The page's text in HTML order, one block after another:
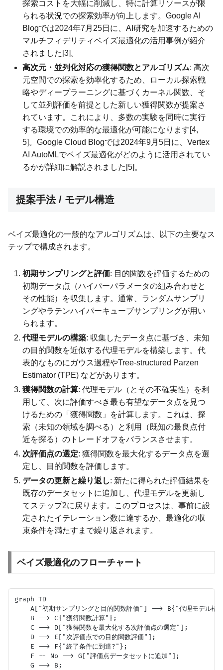
探索コストを大幅に削減し、特に計算リソースが限
られる状況での探索効率が向上します。Google AI
Blogでは2024年7月25日に、AI研究を加速するための
マルチフィデリティベイズ最適化の活用事例が紹介
されました[3]。
高次元・並列化対応の獲得関数とアルゴリズム: 高次
元空間での探索を効率化するため、ローカル探索戦
略やディープラーニングに基づくカーネル関数、そ
して並列評価を前提とした新しい獲得関数が提案さ
れています。これにより、多数の実験を同時に実行
する環境での効率的な最適化が可能になります[4,
5]。Google Cloud Blogでは2024年9月5日に、Vertex
AI AutoMLでベイズ最適化がどのように活用されてい
るかが詳細に解説されました[5]。
提案手法 / モデル構造
ベイズ最適化の一般的なアルゴリズムは、以下の主要なス
テップで構成されます。
初期サンプリングと評価: 目的関数を評価するための
初期データ点（ハイパーパラメータの組み合わせと
その性能）を収集します。通常、ランダムサンプリ
ングやラテンハイパーキューブサンプリングが用い
られます。
代理モデルの構築: 収集したデータ点に基づき、未知
の目的関数を近似する代理モデルを構築します。代
表的なものにガウス過程やTree-structured Parzen
Estimator (TPE) などがあります。
獲得関数の計算: 代理モデル（とその不確実性）を利
用して、次に評価すべき最も有望なデータ点を見つ
けるための「獲得関数」を計算します。これは、探
索（未知の領域を調べる）と利用（既知の最良点付
近を探る）のトレードオフをバランスさせます。
次評価点の選定: 獲得関数を最大化するデータ点を選
定し、目的関数を評価します。
データの更新と繰り返し: 新たに得られた評価結果を
既存のデータセットに追加し、代理モデルを更新し
てステップ2に戻ります。このプロセスは、事前に設
定されたイテレーション数に達するか、最適化の収
束条件を満たすまで繰り返されます。
ベイズ最適化のフローチャート
graph TD
A["初期サンプリングと目的関数評価"] --> B{"代理モデル構
    B --> C{"獲得関数計算"};
    C --> D["獲得関数を最大化する次評価点の選定"];
    D --> E["次評価点での目的関数評価"];
    E --> F{"終了条件に到達?"};
    F -- No --> G["評価点データセットに追加"];
    G --> B;